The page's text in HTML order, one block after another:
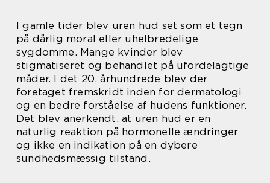
I gamle tider blev uren hud set som et tegn
på dårlig moral eller uhelbredelige
sygdomme. Mange kvinder blev
stigmatiseret og behandlet på ufordelagtige
måder. I det 20. århundrede blev der
foretaget fremskridt inden for dermatologi
og en bedre forståelse af hudens funktioner.
Det blev anerkendt, at uren hud er en
naturlig reaktion på hormonelle ændringer
og ikke en indikation på en dybere
sundhedsmæssig tilstand.